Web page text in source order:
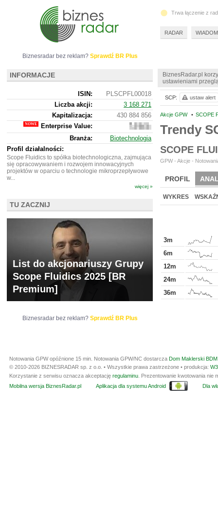
BiznesRadar.pl
ustawieniami
Akcje GPW • SCOPE
Trendy
SCOPE
GPW - Akcje -
PROFIL
WYCENA BR
WYKRES
3m
6m
12m
24m
36m
SCP: ustaw alert
Biznesradar bez reklam? Sprawdź BR Plus
INFORMACJE
ISIN:
PLSCPFL00018
Liczba akcji:
3 168 271
Kapitalizacja:
430 884 856
Enterprise Value:
359
048
856
Branża:
Biotechnologia
Profil działalności:
Scope Fluidics to spółka biotechnologiczna, zajmująca
się opracowywaniem i rozwojem innowacyjnych
projektów w oparciu o technologie mikroprzepływowe
w...
więcej »
TU ZACZNIJ
List do akcjonariuszy Grupy
Scope Fluidics 2025 [BR
Premium]
Biznesradar bez reklam? Sprawdź BR Plus
Trwa łączenie z
RADAR
Notowania GPW opóźnione 15 min. Notowania GPW/NC dostarcza Dom Maklerski
© 2010-2026 BIZNESRADAR sp. z o.o. • Wszystkie prawa zastrzeżone • produkcja:
Korzystanie z serwisu oznacza akceptację regulaminu . Prezentowanie kwotowania
Mobilna wersja BiznesRadar.pl
Aplikacja dla systemu Android Dla